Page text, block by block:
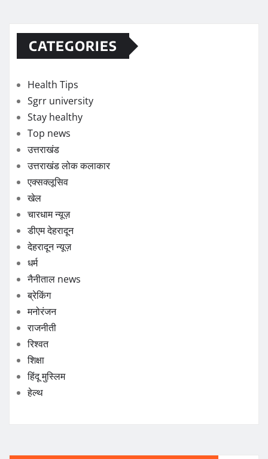
CATEGORIES
Health Tips
Sgrr university
Stay healthy
Top news
उत्तराखंड
उत्तराखंड लोक कलाकार
एक्सक्लूसिव
खेल
चारधाम न्यूज़
डीएम देहरादून
देहरादून न्यूज़
धर्म
नैनीताल news
ब्रेकिंग
मनोरंजन
राजनीती
रिश्वत
शिक्षा
हिंदू मुस्लिम
हेल्थ